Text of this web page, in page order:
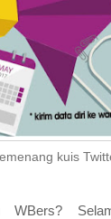
kuis
WBers?